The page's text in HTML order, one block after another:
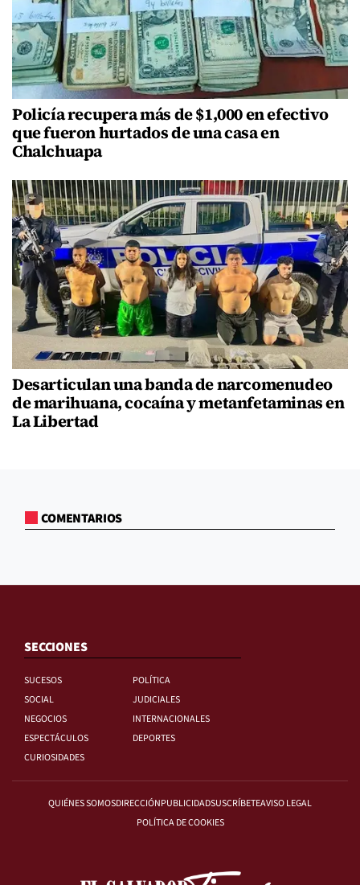
Policía recupera más de $1,000 en efectivo
que fueron hurtados de una casa en
Chalchuapa
Desarticulan una banda de narcomenudeo
de marihuana, cocaína y metanfetaminas en
La Libertad
COMENTARIOS
SECCIONES
SUCESOS
POLÍTICA
SOCIAL
JUDICIALES
NEGOCIOS
INTERNACIONALES
ESPECTÁCULOS
DEPORTES
CURIOSIDADES
QUIÉNES SOMOSDIRECCIÓNPUBLICIDADSUSCRÍBETEAVISO LEGAL
POLÍTICA DE COOKIES